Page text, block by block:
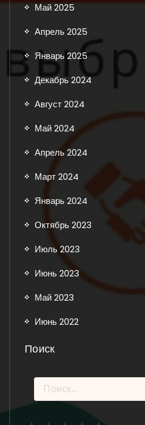
Май 2025
Апрель 2025
Январь 2025
Декабрь 2024
Август 2024
Май 2024
Апрель 2024
Март 2024
Январь 2024
Октябрь 2023
Июль 2023
Июнь 2023
Май 2023
Июнь 2022
Поиск
Найти: